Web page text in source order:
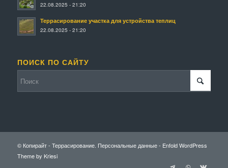
22.08.2025 - 21:20
Террасирование участка для устройства теплиц
22.08.2025 - 21:20
ПОИСК ПО САЙТУ
© Копирайт - Террасирование. Персональные данные- Enfold WordPress
Theme by Kriesi